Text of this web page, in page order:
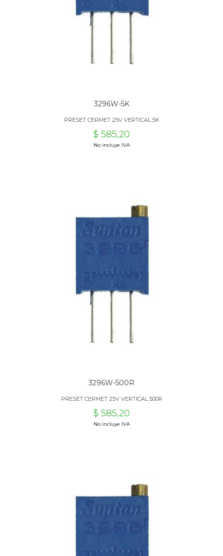
3296W-5K
PRESET CERMET 25V VERTICAL 5K
$ 585,20
No incluye IVA
3296W-500R
PRESET CERMET 25V VERTICAL 500R
$ 585,20
No incluye IVA